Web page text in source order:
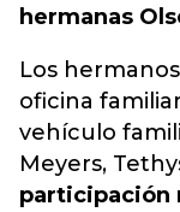
hermanas
Los
oficina
vehículo
Meyers,
participación